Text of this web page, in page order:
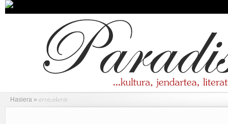
Hasiera » arrazakeria